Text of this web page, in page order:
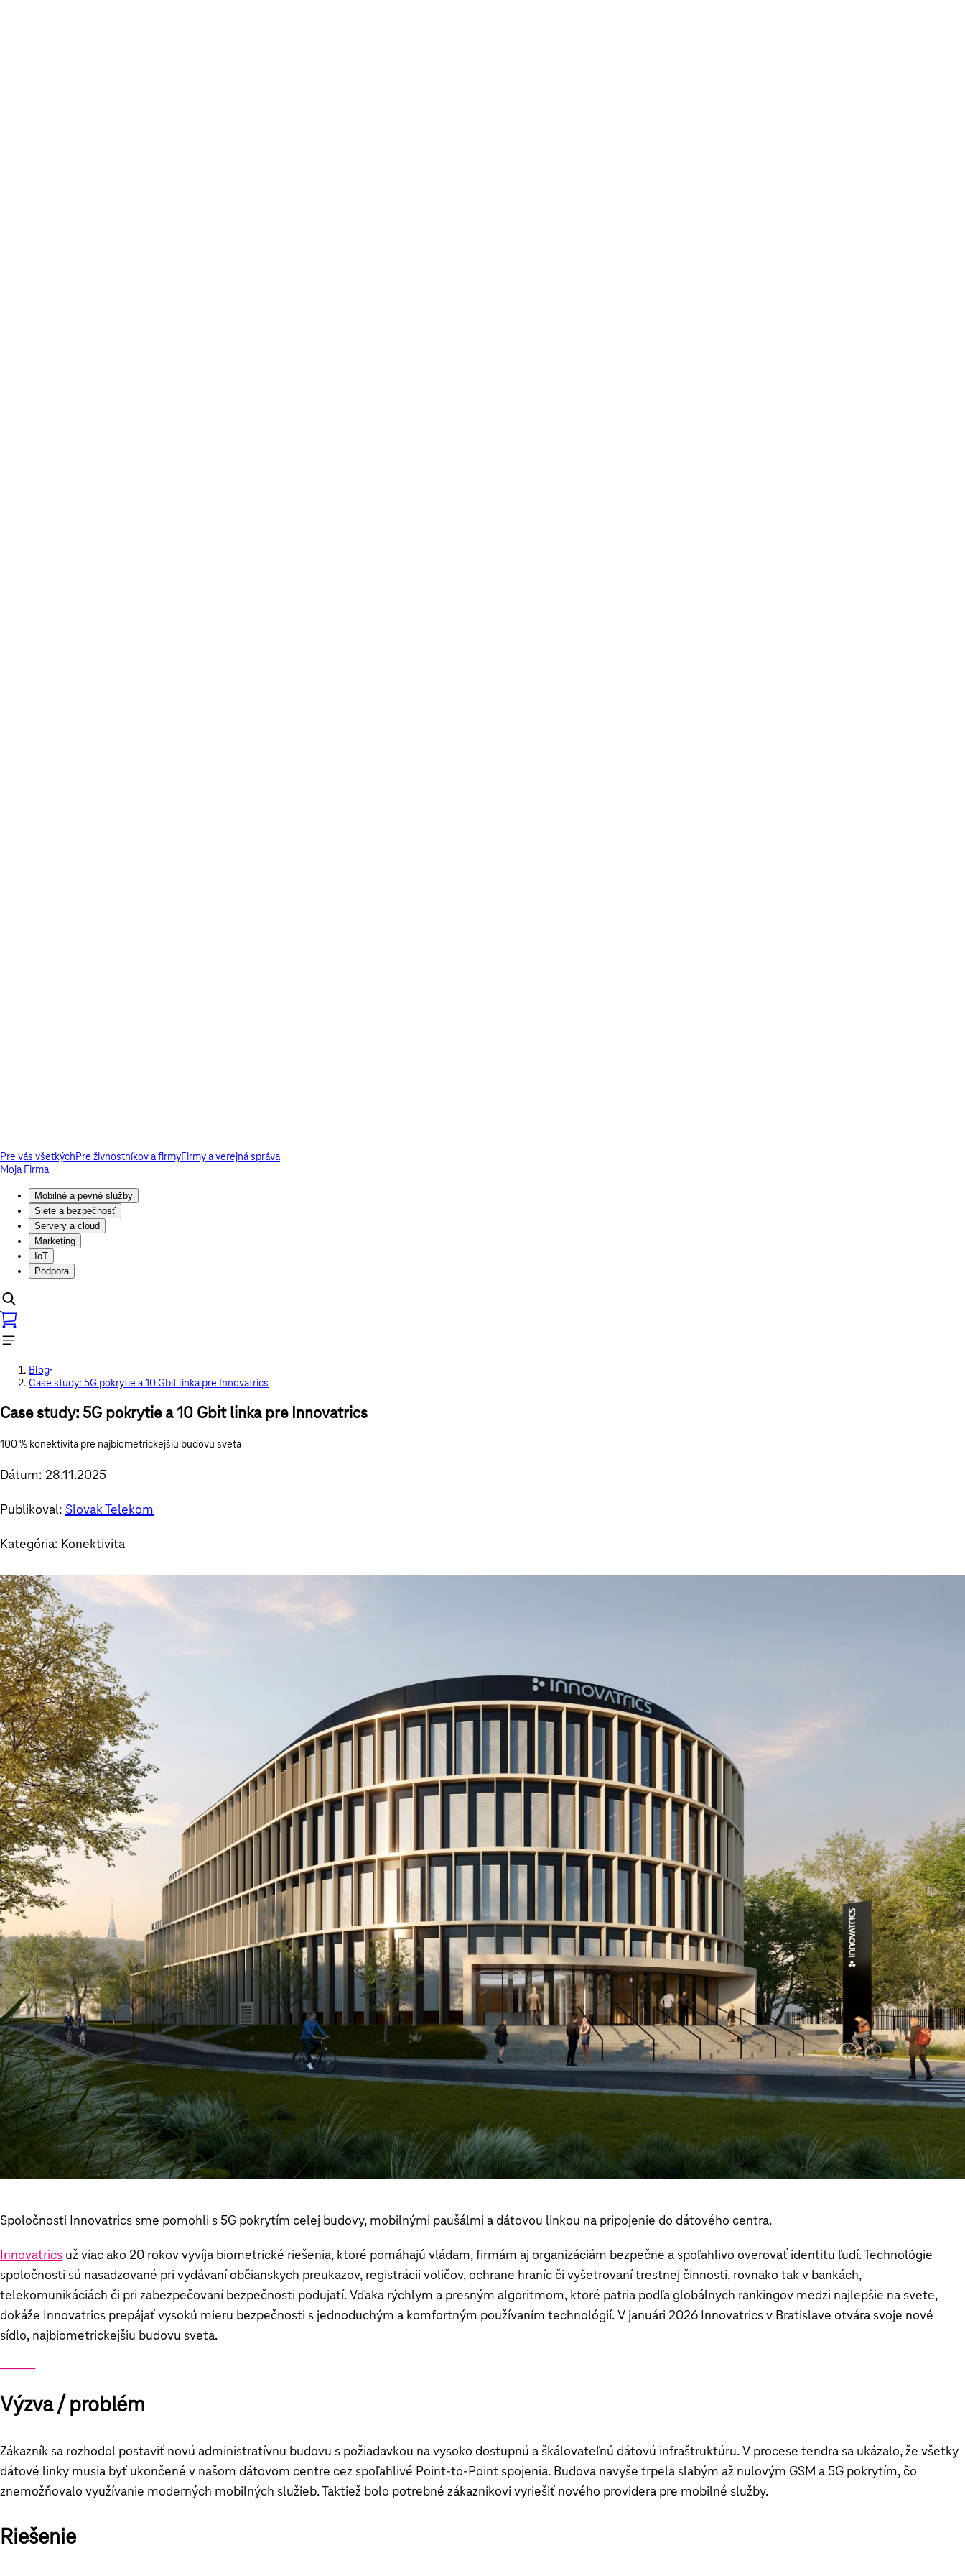
Pre vás všetkýchPre živnostníkov a firmyFirmy a verejná správa
Moja Firma
Mobilné a pevné služby
Siete a bezpečnosť
Servery a cloud
Marketing
IoT
Podpora
Blog·
Case study: 5G pokrytie a 10 Gbit linka pre Innovatrics
Case study: 5G pokrytie a 10 Gbit linka pre Innovatrics
100 % konektivita pre najbiometrickejšiu budovu sveta
Dátum: 28.11.2025
Publikoval: Slovak Telekom
Kategória: Konektivita
Spoločnosti Innovatrics sme pomohli s 5G pokrytím celej budovy, mobilnými paušálmi a dátovou linkou na pripojenie do dátového centra.
Innovatrics už viac ako 20 rokov vyvíja biometrické riešenia, ktoré pomáhajú vládam, firmám aj organizáciám bezpečne a spoľahlivo overovať identitu ľudí. Technológie
spoločnosti sú nasadzované pri vydávaní občianskych preukazov, registrácii voličov, ochrane hraníc či vyšetrovaní trestnej činnosti, rovnako tak v bankách,
telekomunikáciách či pri zabezpečovaní bezpečnosti podujatí. Vďaka rýchlym a presným algoritmom, ktoré patria podľa globálnych rankingov medzi najlepšie na svete,
dokáže Innovatrics prepájať vysokú mieru bezpečnosti s jednoduchým a komfortným používaním technológií. V januári 2026 Innovatrics v Bratislave otvára svoje nové
sídlo, najbiometrickejšiu budovu sveta.
Výzva / problém
Zákazník sa rozhodol postaviť novú administratívnu budovu s požiadavkou na vysoko dostupnú a škálovateľnú dátovú infraštruktúru. V procese tendra sa ukázalo, že všetky
dátové linky musia byť ukončené v našom dátovom centre cez spoľahlivé Point-to-Point spojenia. Budova navyše trpela slabým až nulovým GSM a 5G pokrytím, čo
znemožňovalo využívanie moderných mobilných služieb. Taktiež bolo potrebné zákazníkovi vyriešiť nového providera pre mobilné služby.
Riešenie